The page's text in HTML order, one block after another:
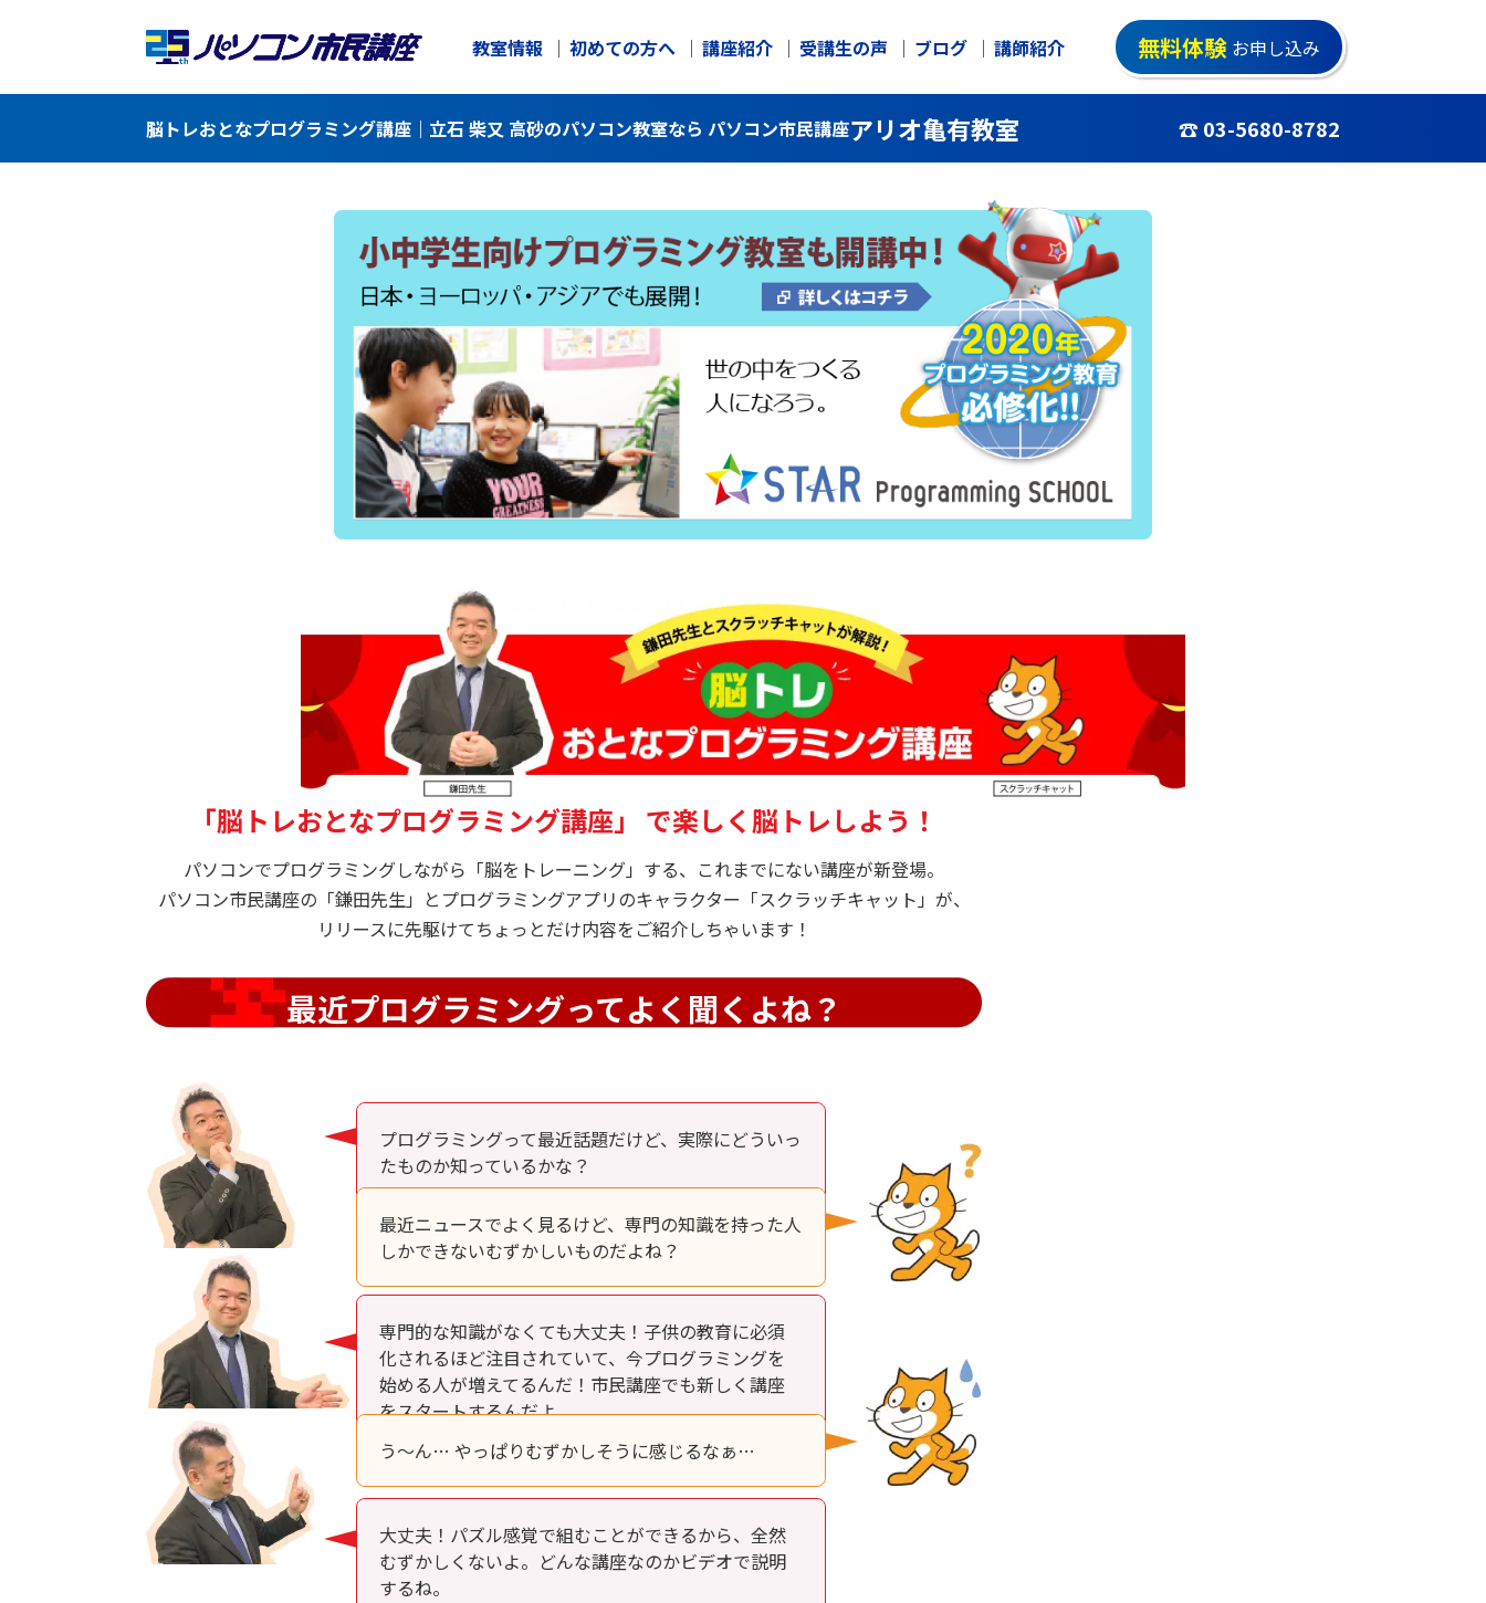
教室情報 初めての方へ 講座紹介 受講生の声 ブログ 講師紹介 無料体験 お申し込み
脳トレおとなプログラミング講座｜立石 柴又 高砂のパソコン教室なら パソコン市民講座アリオ亀有教室 ☎ 03-5680-8782
「脳トレおとなプログラミング講座」 で楽しく脳トレしよう！
パソコンでプログラミングしながら「脳をトレーニング」する、これまでにない講座が新登場。
パソコン市民講座の「鎌田先生」とプログラミングアプリのキャラクター「スクラッチキャット」が、
リリースに先駆けてちょっとだけ内容をご紹介しちゃいます！
最近プログラミングってよく聞くよね？
プログラミングって最近話題だけど、実際にどういっ
たものか知っているかな？
最近ニュースでよく見るけど、専門の知識を持った人
しかできないむずかしいものだよね？
専門的な知識がなくても大丈夫！子供の教育に必須
化されるほど注目されていて、今プログラミングを
始める人が増えてるんだ！市民講座でも新しく講座
をスタートするんだよ。
う～ん… やっぱりむずかしそうに感じるなぁ…
大丈夫！パズル感覚で組むことができるから、全然
むずかしくないよ。どんな講座なのかビデオで説明
するね。